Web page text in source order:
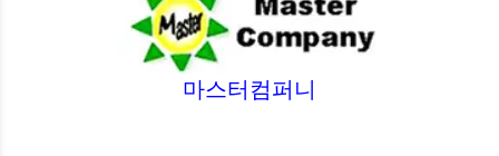
마스터컴퍼니